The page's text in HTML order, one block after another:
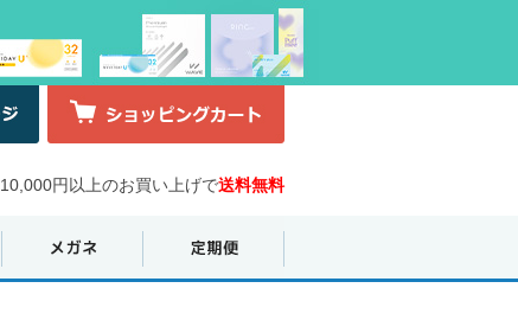
10,000円以上のお買い上げで送料無料